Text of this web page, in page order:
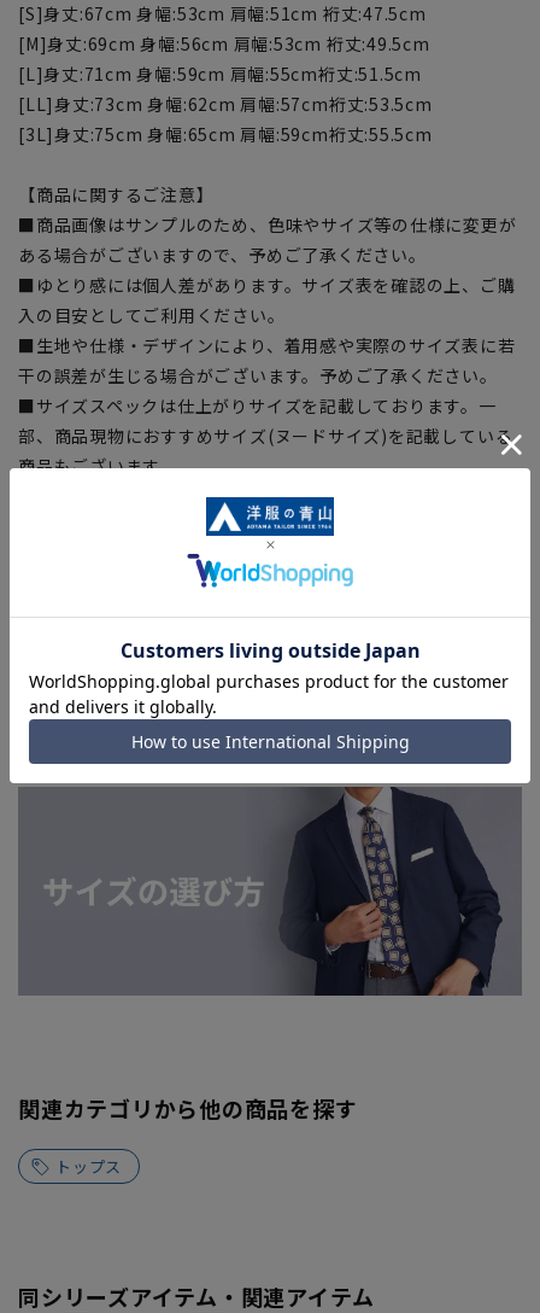
[S]身丈:67cm 身幅:53cm 肩幅:51cm 裄丈:47.5cm
[M]身丈:69cm 身幅:56cm 肩幅:53cm 裄丈:49.5cm
[L]身丈:71cm 身幅:59cm 肩幅:55cm裄丈:51.5cm
[LL]身丈:73cm 身幅:62cm 肩幅:57cm裄丈:53.5cm
[3L]身丈:75cm 身幅:65cm 肩幅:59cm裄丈:55.5cm
【商品に関するご注意】
■商品画像はサンプルのため、色味やサイズ等の仕様に変更が
ある場合がございますので、予めご了承ください。
■ゆとり感には個人差があります。サイズ表を確認の上、ご購
入の目安としてご利用ください。
■生地や仕様・デザインにより、着用感や実際のサイズ表に若
干の誤差が生じる場合がございます。予めご了承ください。
■サイズスペックは仕上がりサイズを記載しております。一
部、商品現物におすすめサイズ(ヌードサイズ)を記載している
商品もございます。
■ブラウザやお使いのモニター環境、また撮影時の室内外の光
加減により、実際の商品と掲載画像の色味が異なる場合がござ
■店舗や各モールサイトと商品在庫を共有しております関係
上、ご注文いただいたタイミングにより欠品が発生し、ご注文
を完了できない場合がございます。予めご了承ください。
■お急ぎ発送のご注文につきましても、ご注文のタイミングに
よってはお急ぎ発送サービスを選択できない場合がございま
関連カテゴリから他の商品を探す
トップス
同シリーズアイテム・関連アイテム